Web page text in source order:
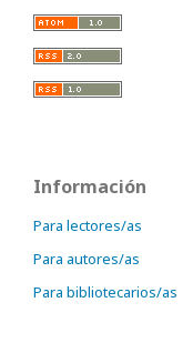
Información
Para lectores/as
Para autores/as
Para bibliotecarios/as